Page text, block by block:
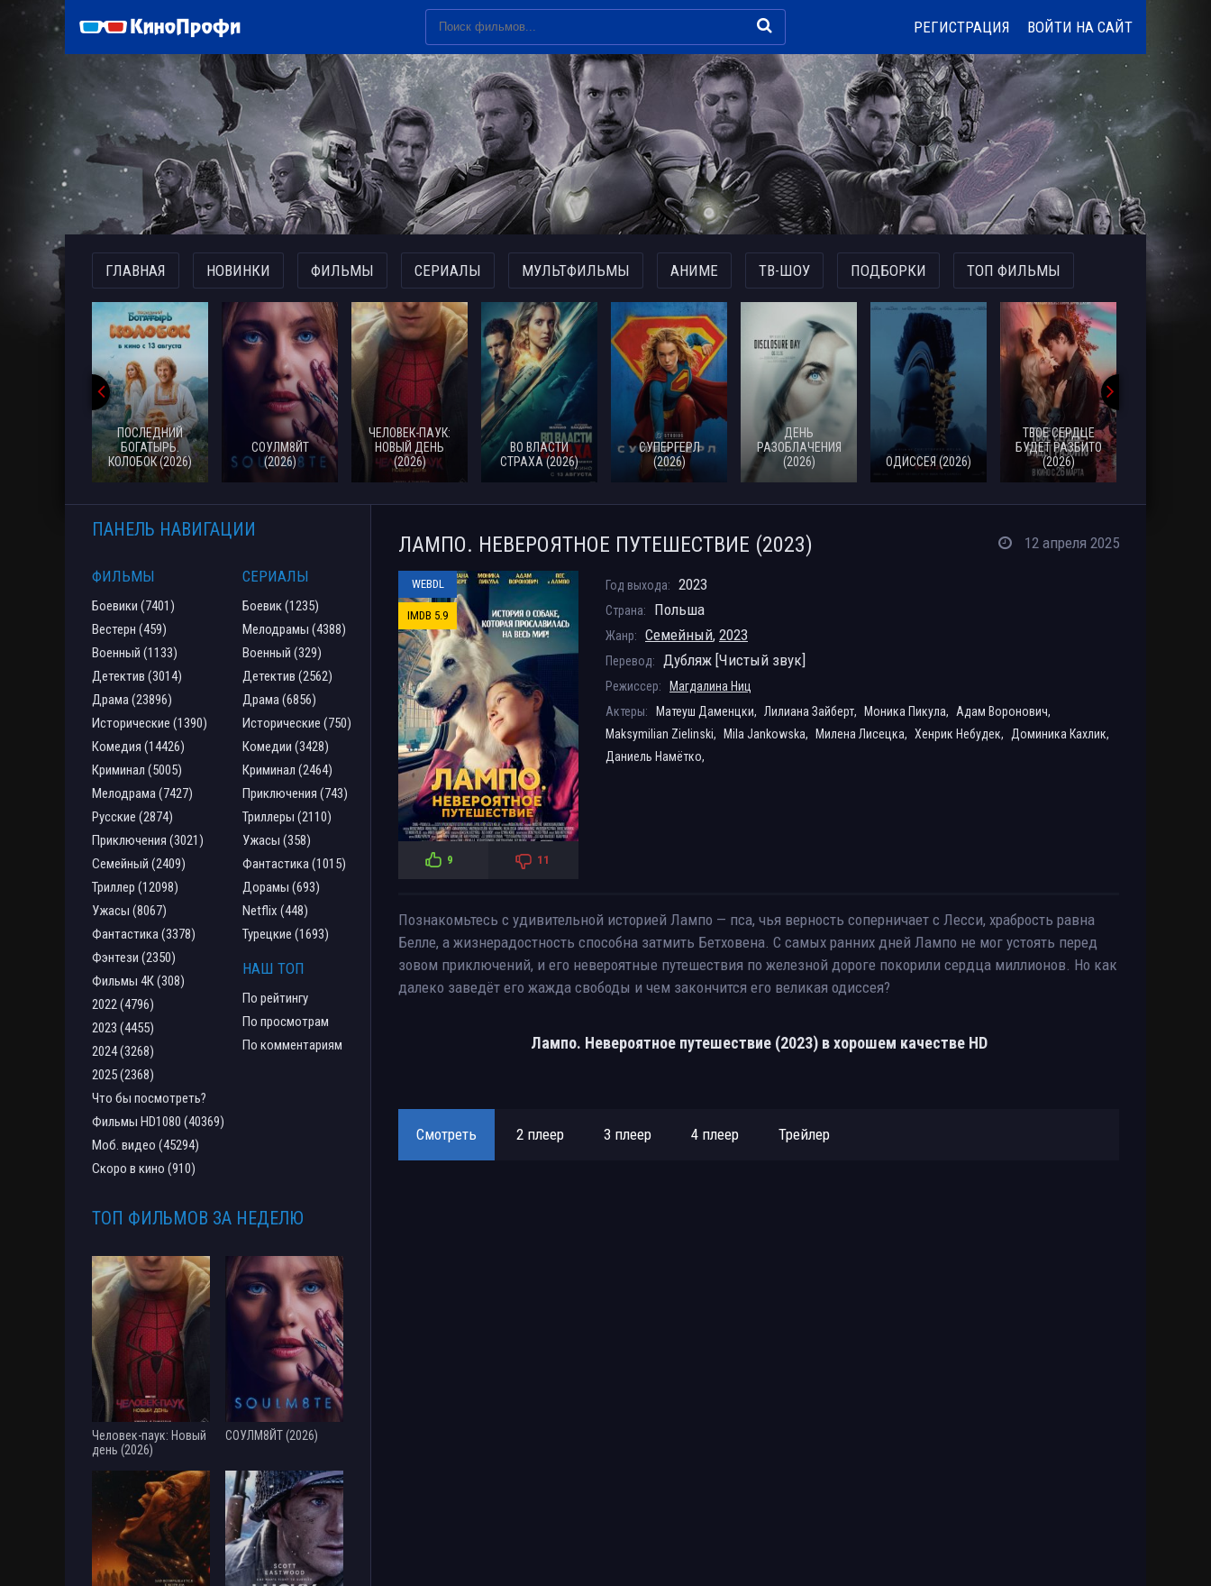
РЕГИСТРАЦИЯ ВОЙТИ НА САЙТ
ГЛАВНАЯ НОВИНКИ ФИЛЬМЫ СЕРИАЛЫ МУЛЬТФИЛЬМЫ АНИМЕ ТВ-ШОУ ПОДБОРКИ ТОП ФИЛЬМЫ
ПОСЛЕДНИЙ
БОГАТЫРЬ.
КОЛОБОК (2026)
СОУЛМ8ЙТ
(2026)
ЧЕЛОВЕК-ПАУК:
НОВЫЙ ДЕНЬ
(2026)
ВО ВЛАСТИ
СТРАХА (2026)
СУПЕРГЕРЛ
(2026)
ДЕНЬ
РАЗОБЛАЧЕНИЯ
(2026)
ОДИССЕЯ (2026)
ТВОЕ СЕРДЦЕ
БУДЕТ РАЗБИТО
(2026)
ЛАМПО. НЕВЕРОЯТНОЕ ПУТЕШЕСТВИЕ (2023) 12 апреля 2025
WEBDL
IMDB 5.9
9 11
Год выхода: 2023
Страна: Польша
Жанр: Семейный, 2023
Перевод: Дубляж [Чистый звук]
Режиссер:
Магдалина Ниц
Актеры:
Матеуш Даменцки, Лилиана Зайберт, Моника Пикула,
Адам Воронович,
Maksymilian Zielinski,
Mila Jankowska, Милена Лисецка, Хенрик Небудек,
Доминика Кахлик,
Даниель Намётко,
Познакомьтесь с удивительной историей Лампо — пса, чья верность соперничает с Лесси, храбрость равна
Белле, а жизнерадостность способна затмить Бетховена. С самых ранних дней Лампо не мог устоять перед
зовом приключений, и его невероятные путешествия по железной дороге покорили сердца миллионов. Но как
далеко заведёт его жажда свободы и чем закончится его великая одиссея?
Лампо. Невероятное путешествие (2023) в хорошем качестве HD
Смотреть 2 плеер 3 плеер 4 плеер Трейлер
ПАНЕЛЬ НАВИГАЦИИ
ФИЛЬМЫ
Боевики (7401)
Вестерн (459)
Военный (1133)
Детектив (3014)
Драма (23896)
Исторические (1390)
Комедия (14426)
Криминал (5005)
Мелодрама (7427)
Русские (2874)
Приключения (3021)
Семейный (2409)
Триллер (12098)
Ужасы (8067)
Фантастика (3378)
Фэнтези (2350)
Фильмы 4К (308)
2022 (4796)
2023 (4455)
2024 (3268)
2025 (2368)
Что бы посмотреть?
Фильмы HD1080 (40369)
Моб. видео (45294)
Скоро в кино (910)
СЕРИАЛЫ
Боевик (1235)
Мелодрамы (4388)
Военный (329)
Детектив (2562)
Драма (6856)
Исторические (750)
Комедии (3428)
Криминал (2464)
Приключения (743)
Триллеры (2110)
Ужасы (358)
Фантастика (1015)
Дорамы (693)
Netflix (448)
Турецкие (1693)
НАШ ТОП
По рейтингу
По просмотрам
По комментариям
ТОП ФИЛЬМОВ ЗА НЕДЕЛЮ
Человек-паук: Новый
день (2026)
СОУЛМ8ЙТ (2026)